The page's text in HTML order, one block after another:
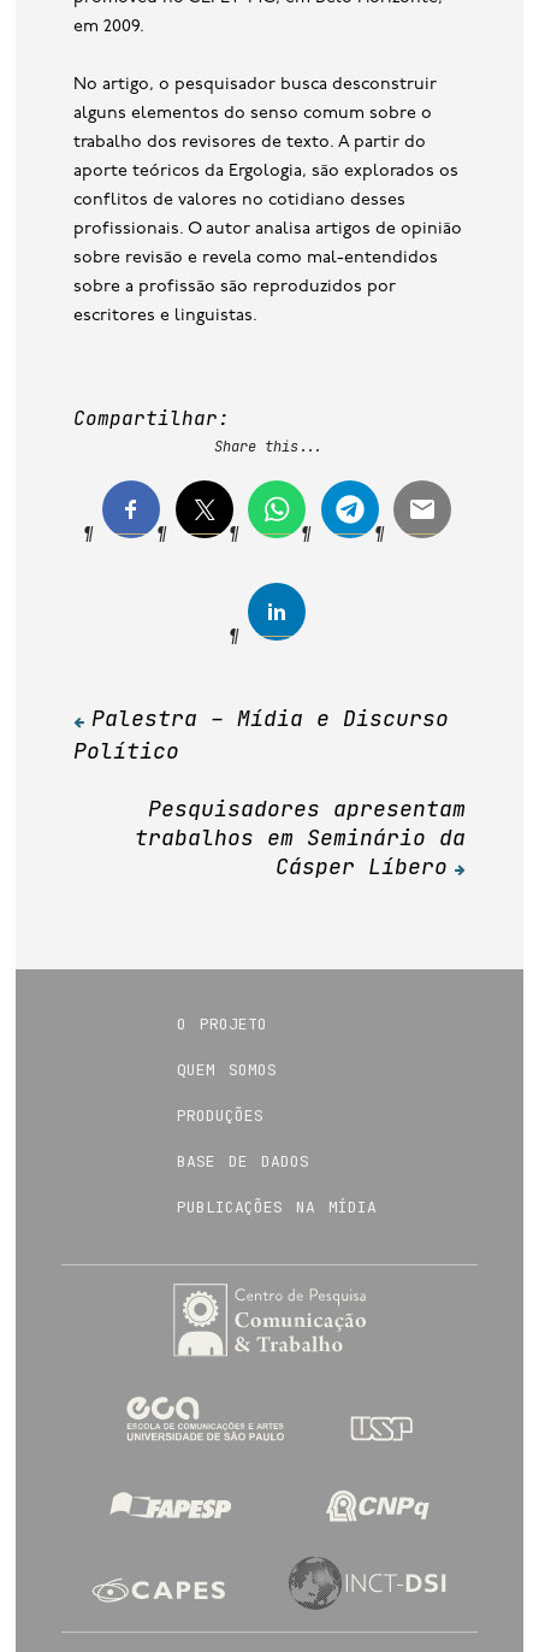
em 2009.
No artigo, o pesquisador busca desconstruir
alguns elementos do senso comum sobre o
trabalho dos revisores de texto. A partir do
aporte teóricos da Ergologia, são explorados os
conflitos de valores no cotidiano desses
profissionais. O autor analisa artigos de opinião
sobre revisão e revela como mal-entendidos
sobre a profissão são reproduzidos por
escritores e linguistas.
Compartilhar:
Share this...
Navegação
de
Post
Palestra – Mídia e Discurso
Político
Pesquisadores apresentam
trabalhos em Seminário da
Cásper Líbero
o projeto
quem somos
produções
base de dados
publicações na mídia